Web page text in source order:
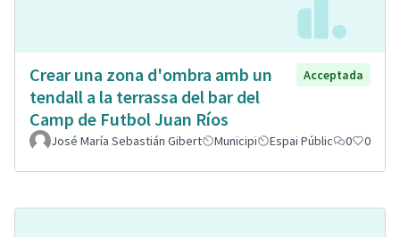
Crear una zona d'ombra amb un
tendall a la terrassa del bar del
Camp de Futbol Juan Ríos
Acceptada
José María Sebastián Gibert Municipi Espai Públic 0 0